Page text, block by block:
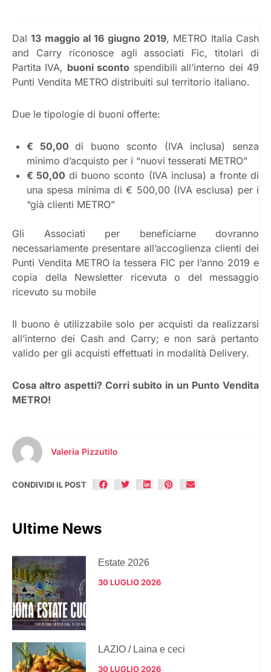
Dal13 maggio al 16 giugno 2019, METRO Italia Cash
and Carry riconosce agli associati Fic, titolari di
Partita IVA, buoni sconto spendibili all’interno dei 49
Punti Vendita METRO distribuiti sul territorio italiano.
Due le tipologie di buoni offerte:
€ 50,00di buono sconto (IVA inclusa) senza
minimo d’acquisto per i “nuovi tesserati METRO”
€ 50,00 di buono sconto (IVA inclusa) a fronte di
una spesa minima di € 500,00 (IVA esclusa) per i
“già clienti METRO”
Gli Associati per beneficiarne dovranno
necessariamente presentare all’accoglienza clienti dei
Punti Vendita METRO la tessera FIC per l’anno 2019 e
copia della Newsletter ricevuta o del messaggio
ricevuto su mobile
Il buono è utilizzabile solo per acquisti da realizzarsi
all’interno dei Cash and Carry; e non sarà pertanto
valido per gli acquisti effettuati in modalità Delivery.
Cosa altro aspetti? Corri subito in un Punto Vendita
METRO!
Valeria Pizzutilo
CONDIVIDI IL POST
Ultime News
Estate 2026
30 LUGLIO 2026
LAZIO / Laina e ceci
30 LUGLIO 2026